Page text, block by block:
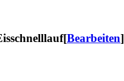
[Bearbeiten]